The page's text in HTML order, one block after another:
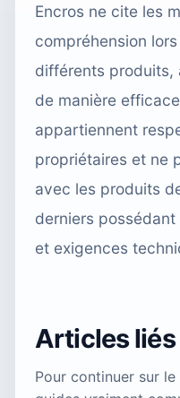
Encros ne cite les
compréhension
différents produits,
de manière
appartiennent
propriétaires et ne
avec les produits
derniers
et exigences
Articles liés
Pour continuer sur